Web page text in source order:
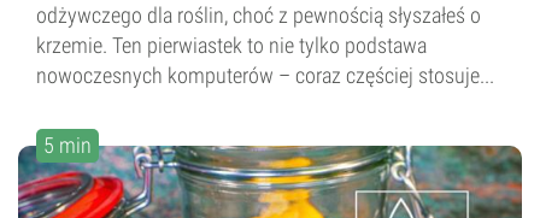
odżywczego dla roślin, choć z pewnością słyszałeś o
krzemie. Ten pierwiastek to nie tylko podstawa
nowoczesnych komputerów – coraz częściej stosuje...
5 min